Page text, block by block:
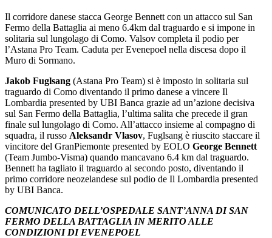
Il corridore danese stacca George Bennett con un attacco sul San
Fermo della Battaglia ai meno 6.4km dal traguardo e si impone in
solitaria sul lungolago di Como. Valsov completa il podio per
l’Astana Pro Team. Caduta per Evenepoel nella discesa dopo il
Muro di Sormano.
Jakob Fuglsang (Astana Pro Team) si è imposto in solitaria sul
traguardo di Como diventando il primo danese a vincere Il
Lombardia presented by UBI Banca grazie ad un’azione decisiva
sul San Fermo della Battaglia, l’ultima salita che precede il gran
finale sul lungolago di Como. All’attacco insieme al compagno di
squadra, il russo Aleksandr Vlasov, Fuglsang è riuscito staccare il
vincitore del GranPiemonte presented by EOLO George Bennett
(Team Jumbo-Visma) quando mancavano 6.4 km dal traguardo.
Bennett ha tagliato il traguardo al secondo posto, diventando il
primo corridore neozelandese sul podio de Il Lombardia presented
by UBI Banca.
COMUNICATO DELL’OSPEDALE SANT’ANNA DI SAN
FERMO DELLA BATTAGLIA IN MERITO ALLE
CONDIZIONI DI EVENEPOEL